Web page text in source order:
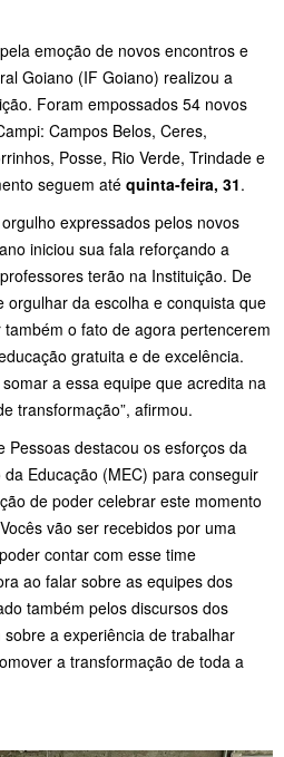
emoção de novos encontros e
Goiano (IF Goiano) realizou a
Foram empossados 54 novos
Campos Belos, Ceres,
Posse, Rio Verde, Trindade e
seguem até quinta-feira, 31.
expressados pelos novos
iniciou sua fala reforçando a
terão na Instituição. De
orgulhar da escolha e conquista que
o fato de agora pertencerem
gratuita e de excelência.
a essa equipe que acredita na
transformação”, afirmou.
destacou os esforços da
Educação (MEC) para conseguir
de poder celebrar este momento
vão ser recebidos por uma
contar com esse time
ao falar sobre as equipes dos
também pelos discursos dos
a experiência de trabalhar
a transformação de toda a